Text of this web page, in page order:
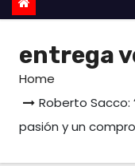
entrega
Home
Roberto Sacco:
pasión y un